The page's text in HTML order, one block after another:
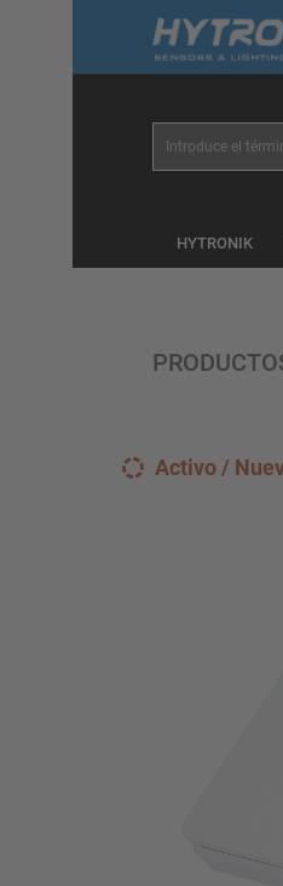
HYTRONIK
Activo /